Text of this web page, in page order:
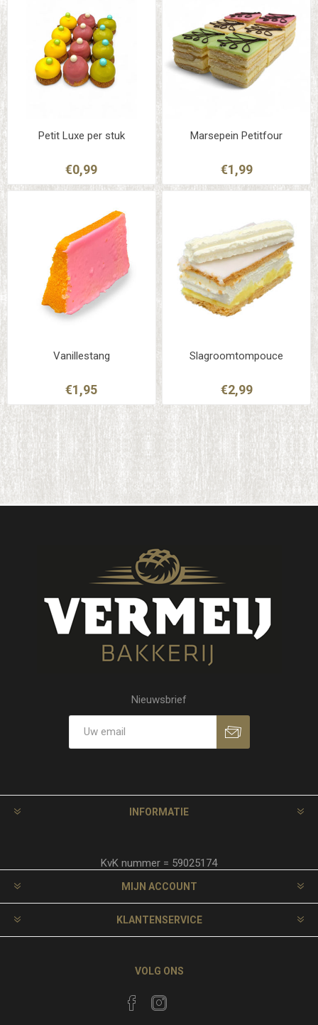
Petit Luxe per stuk
€0,99
Marsepein Petitfour
€1,99
Vanillestang
€1,95
Slagroomtompouce
€2,99
Nieuwsbrief
INFORMATIE
KvK nummer = 59025174
MIJN ACCOUNT
KLANTENSERVICE
VOLG ONS